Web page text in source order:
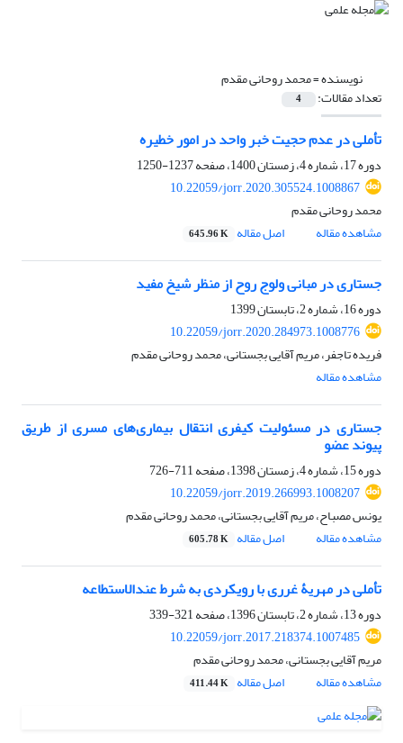
نویسنده =محمد روحانی مقدم
تعداد مقالات: 4
تأملی در عدم حجیت خبر واحد در امور خطیره
دوره 17، شماره 4، زمستان 1400، صفحه
1237-1250
10.22059/jorr.2020.305524.1008867
محمد روحانی مقدم
مشاهده مقاله
اصل مقاله 645.96 K
جستاری در مبانی ولوج روح از منظر شیخ مفید
دوره 16، شماره 2، تابستان 1399
10.22059/jorr.2020.284973.1008776
فریده تاجفر، مریم آقایی بجستانی، محمد روحانی مقدم
مشاهده مقاله
جستاری در مسئولیت کیفری انتقال بیماری‌های مسری از طریق
پیوند عضو
دوره 15، شماره 4، زمستان 1398، صفحه
711-726
10.22059/jorr.2019.266993.1008207
یونس مصباح، مریم آقایی بجستانی، محمد روحانی مقدم
مشاهده مقاله
اصل مقاله 605.78 K
تأملی در مهریۀ غرری با رویکردی به شرط عند‌الاستطاعه
دوره 13، شماره 2، تابستان 1396، صفحه
321-339
10.22059/jorr.2017.218374.1007485
مریم آقایی بجستانی، محمد روحانی مقدم
مشاهده مقاله
اصل مقاله 411.44 K